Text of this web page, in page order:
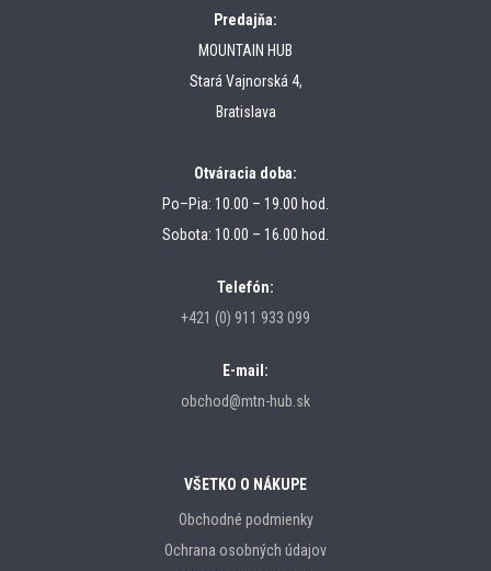
Predajňa:
MOUNTAIN HUB
Stará Vajnorská 4,
Bratislava
Otváracia doba:
Po–Pia: 10.00 – 19.00 hod.
Sobota: 10.00 – 16.00 hod.
Telefón:
+421 (0) 911 933 099
E-mail:
obchod@mtn-hub.sk
VŠETKO O NÁKUPE
Obchodné podmienky
Ochrana osobných údajov